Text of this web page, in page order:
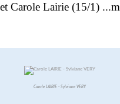
Carole Lairie (15/1)
Carole LAIRIE - Sylviane VERY